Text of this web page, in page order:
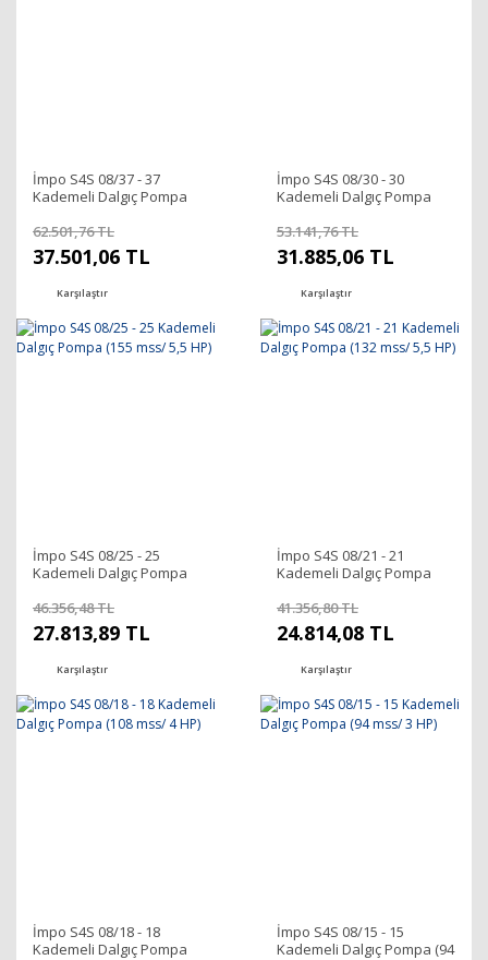
İmpo S4S 08/37 - 37
Kademeli Dalgıç Pompa
62.501,76 TL
37.501,06 TL
Karşılaştır
İmpo S4S 08/30 - 30
Kademeli Dalgıç Pompa
53.141,76 TL
31.885,06 TL
Karşılaştır
İmpo S4S 08/25 - 25
Kademeli Dalgıç Pompa
46.356,48 TL
27.813,89 TL
Karşılaştır
İmpo S4S 08/21 - 21
Kademeli Dalgıç Pompa
41.356,80 TL
24.814,08 TL
Karşılaştır
İmpo S4S 08/18 - 18
Kademeli Dalgıç Pompa
İmpo S4S 08/15 - 15
Kademeli Dalgıç Pompa (94